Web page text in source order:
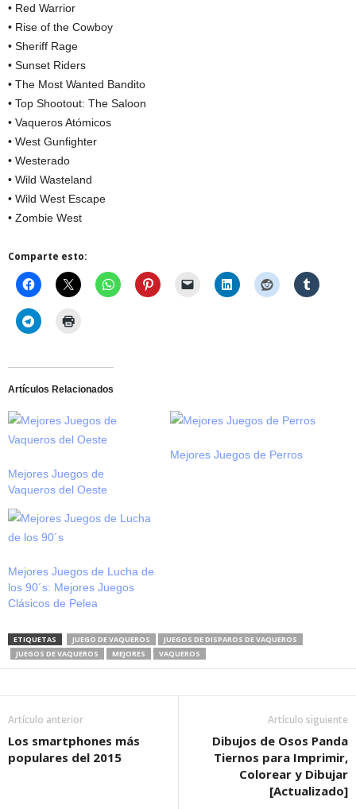
• Red Warrior
• Rise of the Cowboy
• Sheriff Rage
• Sunset Riders
• The Most Wanted Bandito
• Top Shootout: The Saloon
• Vaqueros Atómicos
• West Gunfighter
• Westerado
• Wild Wasteland
• Wild West Escape
• Zombie West
Comparte esto:
Artículos Relacionados
Mejores Juegos de
Vaqueros del Oeste
Mejores Juegos de Perros
Mejores Juegos de Lucha de
los 90´s: Mejores Juegos
Clásicos de Pelea
ETIQUETAS JUEGO DE VAQUEROS
JUEGOS DE DISPAROS DE VAQUEROS
JUEGOS DE VAQUEROS
MEJORES VAQUEROS
Artículo anterior
Los smartphones más
populares del 2015
Artículo siguiente
Dibujos de Osos Panda
Tiernos para Imprimir,
Colorear y Dibujar
[Actualizado]